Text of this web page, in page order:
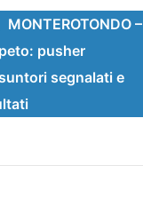
MONTEROTONDO –
pusher
segnalati e